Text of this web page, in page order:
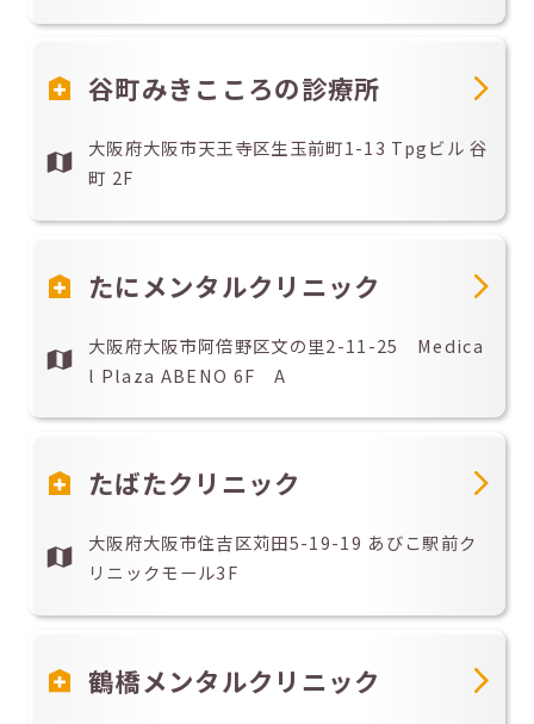
谷町みきこころの診療所
大阪府大阪市天王寺区生玉前町1-13 Tpgビル 谷
町 2F
たにメンタルクリニック
大阪府大阪市阿倍野区文の里2-11-25 Medica
l Plaza ABENO 6F A
たばたクリニック
大阪府大阪市住吉区苅田5-19-19 あびこ駅前ク
リニックモール3F
鶴橋メンタルクリニック